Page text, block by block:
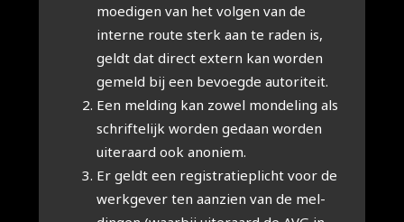
moe­di­gen van het vol­gen van de
inter­ne rou­te sterk aan te raden is,
geldt dat direct extern kan wor­den
gemeld bij een bevoeg­de auto­ri­teit.
Een mel­ding kan zowel mon­de­ling als
schrif­te­lijk wor­den gedaan wor­den
uiter­aard ook ano­niem.
Er geldt een regi­stra­tie­plicht voor de
werk­ge­ver ten aan­zien van de mel­